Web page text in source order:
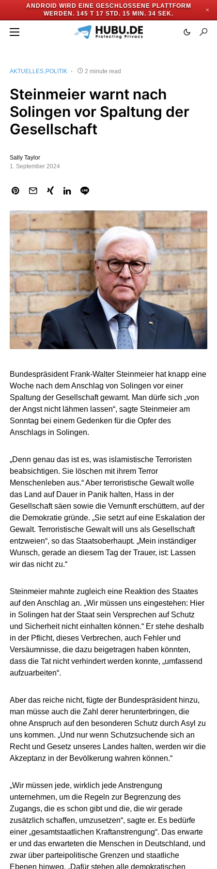
ANDROID WIRD EINE GESCHLOSSENE PLATTFORM
WERDEN. 145 T 17 STD. 15 MIN. 33 SEK.
✕
AKTUELLES POLITIK 2 minute read
Steinmeier warnt nach
Solingen vor Spaltung der
Gesellschaft
Sally Taylor
1. September 2024
Bundespräsident Frank-Walter Steinmeier hat knapp eine
Woche nach dem Anschlag von Solingen vor einer
Spaltung der Gesellschaft gewarnt. Man dürfe sich „von
der Angst nicht lähmen lassen“, sagte Steinmeier am
Sonntag bei einem Gedenken für die Opfer des
Anschlags in Solingen.
„Denn genau das ist es, was islamistische Terroristen
beabsichtigen. Sie löschen mit ihrem Terror
Menschenleben aus.“ Aber terroristische Gewalt wolle
das Land auf Dauer in Panik halten, Hass in der
Gesellschaft säen sowie die Vernunft erschüttern, auf der
die Demokratie gründe. „Sie setzt auf eine Eskalation der
Gewalt. Terroristische Gewalt will uns als Gesellschaft
entzweien“, so das Staatsoberhaupt. „Mein inständiger
Wunsch, gerade an diesem Tag der Trauer, ist: Lassen
wir das nicht zu.“
Steinmeier mahnte zugleich eine Reaktion des Staates
auf den Anschlag an. „Wir müssen uns eingestehen: Hier
in Solingen hat der Staat sein Versprechen auf Schutz
und Sicherheit nicht einhalten können.“ Er stehe deshalb
in der Pflicht, dieses Verbrechen, auch Fehler und
Versäumnisse, die dazu beigetragen haben könnten,
dass die Tat nicht verhindert werden konnte, „umfassend
aufzuarbeiten“.
Aber das reiche nicht, fügte der Bundespräsident hinzu,
man müsse auch die Zahl derer herunterbringen, die
ohne Anspruch auf den besonderen Schutz durch Asyl zu
uns kommen. „Und nur wenn Schutzsuchende sich an
Recht und Gesetz unseres Landes halten, werden wir die
Akzeptanz in der Bevölkerung wahren können.“
„Wir müssen jede, wirklich jede Anstrengung
unternehmen, um die Regeln zur Begrenzung des
Zugangs, die es schon gibt und die, die wir gerade
zusätzlich schaffen, umzusetzen“, sagte er. Es bedürfe
einer „gesamtstaatlichen Kraftanstrengung“. Das erwarte
er und das erwarteten die Menschen in Deutschland, und
zwar über parteipolitische Grenzen und staatliche
Ebenen hinweg. „Dafür stehen alle demokratischen